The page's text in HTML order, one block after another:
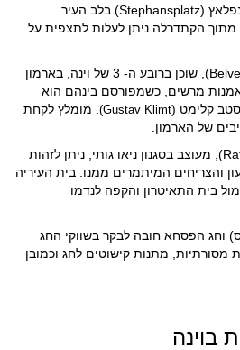
מרשים שממוקם בכיכר סטפנפלאץ (Stephansplatz) בלב העיר
מתוך הקתדרלה ניתן לעלות לתצפית על
(Belvedere Palace), שוכן ברובע ה- 3 של וינה, בארמון
אמנות מרשים, כשמפורסם בינהם הוא
Gustav Klimt)
. מומלץ לקחת
של הארמון.
(Rathaus), מעוצב בסגנון ניאו גותי, ניתן לזהות
והצריחים המיתמרים ממנו. בית העיריה
בית התאיטרון והקפה לנדמו
וחג הפסחא חובה לבקר בשווקי החג
מסורתיות, מתנות קישוטים לחג וכמובן
בוינה